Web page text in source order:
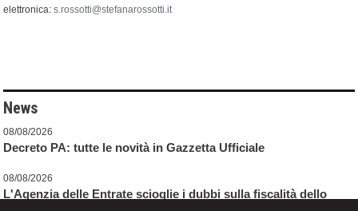
elettronica:s.rossotti@stefanarossotti.it
News
08/08/2026
Decreto PA: tutte le novità in Gazzetta Ufficiale
08/08/2026
L'Agenzia delle Entrate scioglie i dubbi sulla fiscalità dello